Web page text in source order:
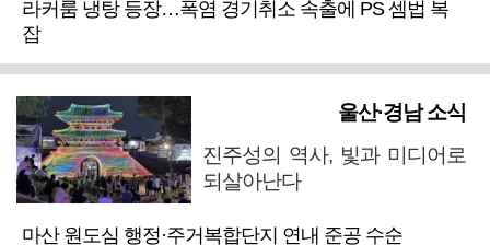
라커룸 냉탕 등장…폭염 경기취소 속출에 PS 셈법 복
잡
울산·경남 소식
진주성의 역사, 빛과 미디어로
되살아난다
마산 원도심 행정·주거복합단지 연내 준공 수순